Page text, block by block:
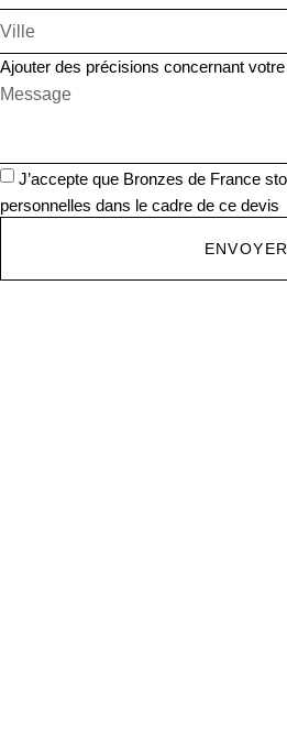
Ajouter des précisions concernant
J’accepte que Bronzes de France
personnelles dans le cadre de ce devis
ENVOYER